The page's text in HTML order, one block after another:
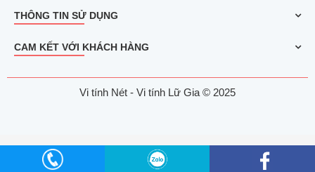
THÔNG TIN SỬ DỤNG
CAM KẾT VỚI KHÁCH HÀNG
Vi tính Nét - Vi tính Lữ Gia © 2025